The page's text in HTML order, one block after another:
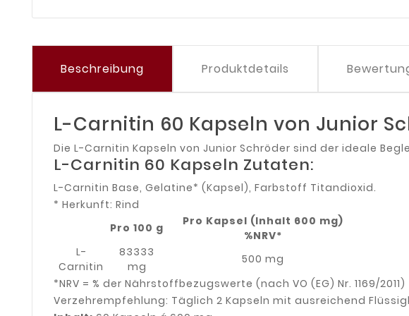
Beschreibung Produktdetails
L-Carnitin 60 Kapseln von Junior
Die L-Carnitin Kapseln von Junior Schröder sind der ideale
L-Carnitin 60 Kapseln Zutaten:
L-Carnitin Base, Gelatine* (Kapsel), Farbstoff Titandioxid.
* Herkunft: Rind
Pro 100 g
Pro Kapsel (Inhalt 600 mg)
%NRV*
L-
Carnitin
83333
mg
500 mg
*NRV = % der Nährstoffbezugswerte (nach VO (EG) Nr. 1169/2011)
Verzehrempfehlung: Täglich 2 Kapseln mit ausreichend